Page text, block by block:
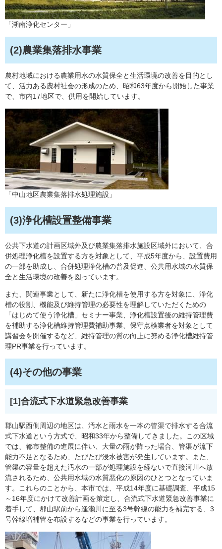
「湖南浄化センター」
(2)農業集落排水事業
農村地域における農業用水の水質保全と生活環境の改善を目的とし
て、活力ある農村社会の形成のため、昭和63年度から開始した事業
で、市内17地区で、供用を開始しています。
「中山地区農業集落排水処理施設」
(3)浄化槽設置整備事業
公共下水道の計画区域外及び農業集落排水施設区域外において、合
併処理浄化槽を設置する方を対象として、平成5年度から、設置費用
の一部を助成し、合併処理浄化槽の普及促進、公共用水域の水質保
全と生活環境の改善を図っています。
また、関連事業として、新たに浄化槽を使用する方を対象に、浄化
槽の役割、機能及び維持管理の必要性を理解していただくための
「はじめて使う浄化槽」セミナー事業、浄化槽設置後の維持管理費
を補助する浄化槽維持管理費補助事業、保守点検業者を対象として
講習会を開催するなど、維持管理の質の向上に努める浄化槽維持管
理PR事業を行っています。
(4)その他の事業
[1]合流式下水道緊急改善事業
郡山駅西側周辺の地区は、汚水と雨水を一本の管渠で排水する合流
式下水道という方式で、昭和33年から整備してきました。この区域
では、都市整備の進展に伴い、大量の雨が降った場合、管渠が流下
能力不足となるため、たびたび浸水被害が発生しています。また、
管渠の容量を超えた汚水の一部が処理施設を経ないで直接河川へ放
流されるため、公共用水域の水質悪化の原因のひとつとなっていま
す。これらのことから、本市では、平成14年度に基礎調査、平成15
～16年度にかけて改善計画を策定し、合流式下水道緊急改善事業に
着手して、郡山駅前から逢瀬川に至る3号幹線の能力を補完する、3
号幹線増補管を布設するなどの事業を行っています。